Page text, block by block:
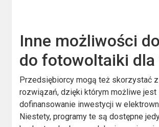
Inne możliwości
do fotowoltaiki
Przedsiębiorcy mogą też skorzystać
rozwiązań, dzięki którym możliwe jest
dofinansowanie inwestycji w
Niestety, programy te są dostępne